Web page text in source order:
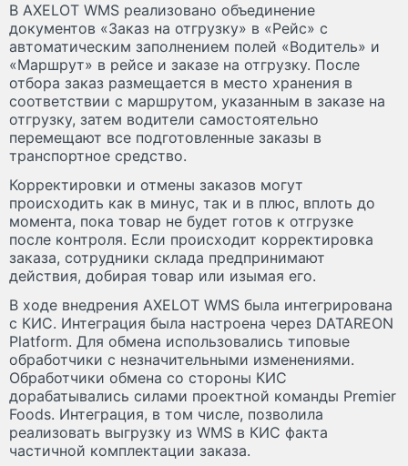
В AXELOT WMS реализовано объединение
документов «Заказ на отгрузку» в «Рейс» с
автоматическим заполнением полей «Водитель» и
«Маршрут» в рейсе и заказе на отгрузку. После
отбора заказ размещается в место хранения в
соответствии с маршрутом, указанным в заказе на
отгрузку, затем водители самостоятельно
перемещают все подготовленные заказы в
транспортное средство.
Корректировки и отмены заказов могут
происходить как в минус, так и в плюс, вплоть до
момента, пока товар не будет готов к отгрузке
после контроля. Если происходит корректировка
заказа, сотрудники склада предпринимают
действия, добирая товар или изымая его.
В ходе внедрения AXELOT WMS была интегрирована
с КИС. Интеграция была настроена через DATAREON
Platform. Для обмена использовались типовые
обработчики с незначительными изменениями.
Обработчики обмена со стороны КИС
дорабатывались силами проектной команды Premier
Foods. Интеграция, в том числе, позволила
реализовать выгрузку из WMS в КИС факта
частичной комплектации заказа.